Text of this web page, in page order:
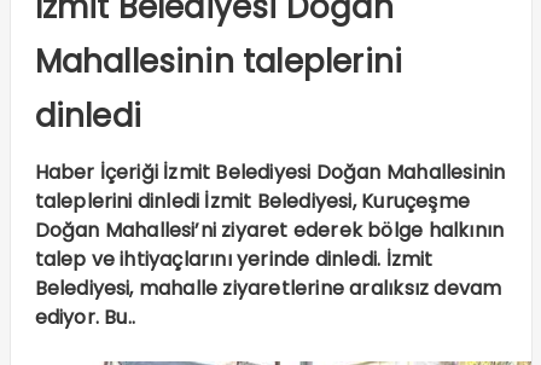
Mahallesinin taleplerini
dinledi
Haber İçeriği İzmit Belediyesi Doğan Mahallesinin
taleplerini dinledi İzmit Belediyesi, Kuruçeşme
Doğan Mahallesi’ni ziyaret ederek bölge halkının
talep ve ihtiyaçlarını yerinde dinledi. İzmit
Belediyesi, mahalle ziyaretlerine aralıksız devam
ediyor. Bu..